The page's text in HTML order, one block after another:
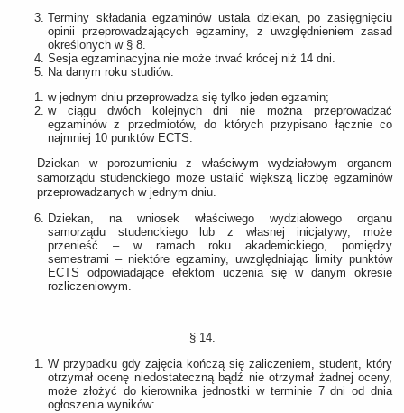
Terminy składania egzaminów ustala dziekan, po zasięgnięciu
opinii przeprowadzających egzaminy, z uwzględnieniem zasad
określonych w § 8.
Sesja egzaminacyjna nie może trwać krócej niż 14 dni.
Na danym roku studiów:
w jednym dniu przeprowadza się tylko jeden egzamin;
w ciągu dwóch kolejnych dni nie można przeprowadzać
egzaminów z przedmiotów, do których przypisano łącznie co
najmniej 10 punktów ECTS.
Dziekan w porozumieniu z właściwym wydziałowym organem
samorządu studenckiego może ustalić większą liczbę egzaminów
przeprowadzanych w jednym dniu.
Dziekan, na wniosek właściwego wydziałowego organu
samorządu studenckiego lub z własnej inicjatywy, może
przenieść – w ramach roku akademickiego, pomiędzy
semestrami – niektóre egzaminy, uwzględniając limity punktów
ECTS odpowiadające efektom uczenia się w danym okresie
rozliczeniowym.
§ 14.
W przypadku gdy zajęcia kończą się zaliczeniem, student, który
otrzymał ocenę niedostateczną bądź nie otrzymał żadnej oceny,
może złożyć do kierownika jednostki w terminie 7 dni od dnia
ogłoszenia wyników: